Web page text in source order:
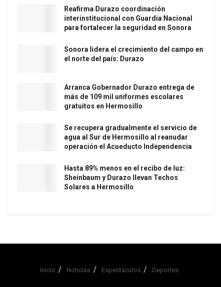
Reafirma Durazo coordinación
interinstitucional con Guardia Nacional
para fortalecer la seguridad en Sonora
Sonora lidera el crecimiento del campo en
el norte del país: Durazo
Arranca Gobernador Durazo entrega de
más de 109 mil uniformes escolares
gratuitos en Hermosillo
Se recupera gradualmente el servicio de
agua al Sur de Hermosillo al reanudar
operación el Acueducto Independencia
Hasta 89% menos en el recibo de luz:
Sheinbaum y Durazo llevan Techos
Solares a Hermosillo
Inicio Noticias Espectáculos Deportes